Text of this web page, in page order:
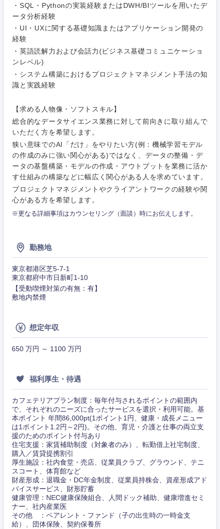
・SQL・Pythonの実装経験またはDWH/BIツールを用いたデ
ータ分析経験
・UI・UXに関する基礎知識またはアプリケーション開発の
経験
・英語読解力および会話力(ビジネス基礎コミュニケーショ
ンレベル)
・システム構築におけるプロジェクトマネジメント手法の知
識と実践経験
【求める人物像・ソフトスキル】
総合的なデータサイエンス業務に対して前向きに取り組んで
いただく方を希望します。
狭い意味でのAI「だけ」をやりたい方(例：機械学習モデル
の作成のみに強い関心がある)ではなく、データの整備・デ
ータの基盤構築・モデルの作成・アウトプットを業務に活か
す仕組みの構築などに幅広く関心がある人を求めています。
プロジェクトマネジメントやクライアントワークの経験や関
心がある方を希望します。
※更なる詳細事項はカウンセリング（面談）時にお伝えします。
勤務地
東京都港区芝5-7-1
東京都府中市日新町1-10
【受動喫煙対策の有無：有】
敷地内禁煙
想定年収
650 万円 ～ 1100 万円
福利厚生・待遇
カフェテリアプラン制度：毎年付与されるポイントの範囲内
で、それぞれのニーズに合ったサービスを選択・利用可能。基
本ポイント 年間86,000pt(1ポイント1円、健康・成長メニュー
は1ポイント1.2円～2円)。その他、育児・介護と仕事の両立支
援のためのポイント付与あり
住宅支援：家賃補助制度（対象者のみ）、転勤借上社宅制度、
購入／賃貸提携割引
厚生施設：社内食堂・売店、従業員クラブ、グラウンド、テニ
スコート、体育館など
財産形成：退職金・DC年金制度、従業員持株会、資産形成アド
バイスサービス、財形貯蓄
健康管理：NEC健康保険組合、人間ドック補助、健康増進セミ
ナー、社内産業医
その他 ：ペアレント・ファンド（子の出生時の一時金支
給）、団体保険、契約保養所
東海地方
愛知県 三重県